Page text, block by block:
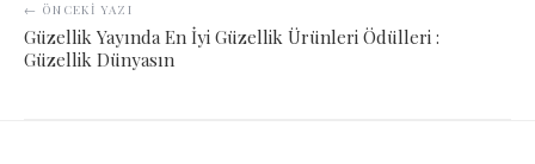
← ÖNCEKI YAZI
Güzellik Yayında En İyi Güzellik Ürünleri Ödülleri :
Güzellik Dünyasın